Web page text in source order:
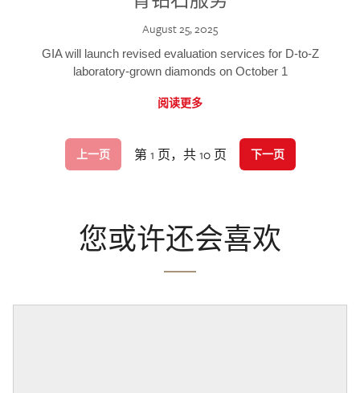
August 25, 2025
GIA will launch revised evaluation services for D-to-Z
laboratory-grown diamonds on October 1
阅读更多
上一页 第 1 页，共 10 页 下一页
您或许还会喜欢